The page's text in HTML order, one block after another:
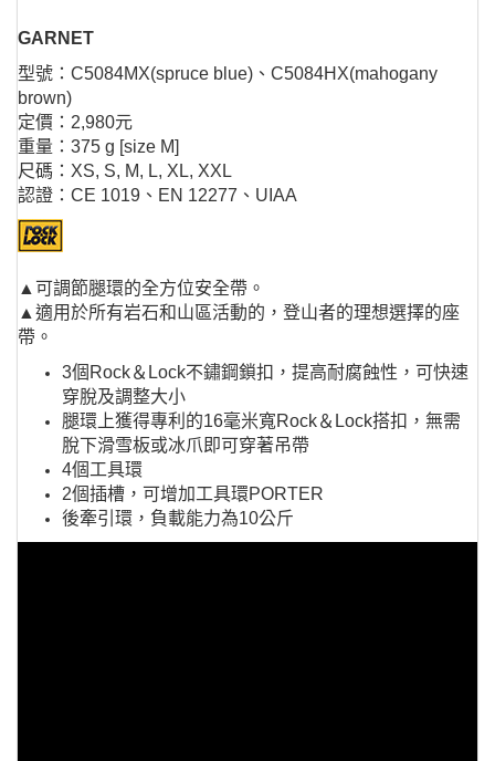
GARNET
型號：C5084MX(spruce blue)、C5084HX(mahogany
brown)
定價：2,980元
重量：375 g [size M]
尺碼：XS, S, M, L, XL, XXL
認證：CE 1019、EN 12277、UIAA
▲可調節腿環的全方位安全帶。
▲適用於所有岩石和山區活動的，登山者的理想選擇的座
帶。
3個Rock＆Lock不鏽鋼鎖扣，提高耐腐蝕性，可快速
穿脫及調整大小
腿環上獲得專利的16毫米寬Rock＆Lock搭扣，無需
脫下滑雪板或冰爪即可穿著吊帶
4個工具環
2個插槽，可增加工具環PORTER
後牽引環，負載能力為10公斤